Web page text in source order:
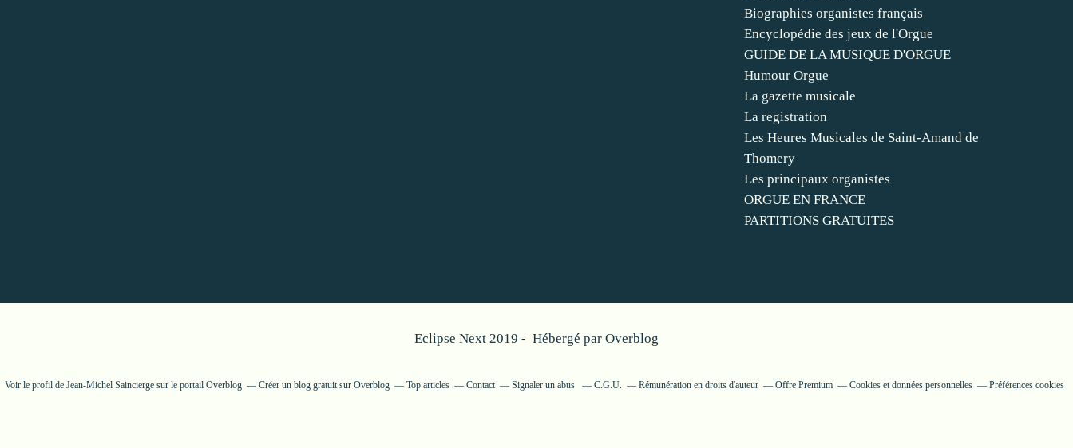
Biographies organistes français
Encyclopédie des jeux de l'Orgue
GUIDE DE LA MUSIQUE D'ORGUE
Humour Orgue
La gazette musicale
La registration
Les Heures Musicales de Saint-Amand de
Thomery
Les principaux organistes
ORGUE EN FRANCE
PARTITIONS GRATUITES
Eclipse Next 2019 - Hébergé par Overblog
Voir le profil de Jean-Michel Sainciergesur le portail Overblog Créer un blog gratuit sur Overblog Top articles Contact Signaler un abus C.G.U. Rémunération en droits d'auteur Offre Premium Cookies et données personnelles Préférences cookies